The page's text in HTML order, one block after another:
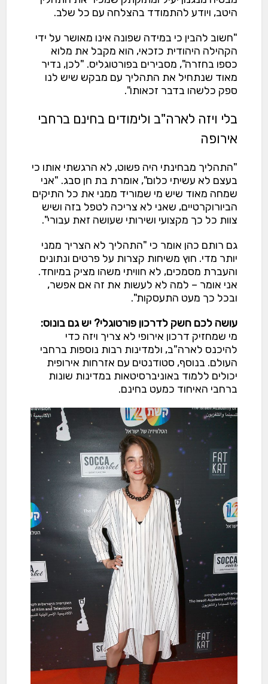
היטב, ויודע להתמודד בהצלחה עם כל שלב.
"חשוב להבין כי במידה שפונה אינו מאושר על ידי
הקהילה היהודית כזכאי, הוא מקבל את מלוא
כספו בחזרה", מסבירים בפורטוגליס. "לכן, נדיר
מאוד שנתחיל את התהליך עם מבקש שיש לנו
ספק כלשהו בדבר זכאותו".
בלי ויזה לארה"ב ולימודים בחינם ברחבי
אירופה
"התהליך מבחינתי היה פשוט, לא הרגשתי אותו כי
בעצם לא עשיתי כלום", אומרת בת חן סבג. "אני
שמחה מאוד שיש מי שמוריד ממני את כל התיקים
הביורוקרטיים, שאני לא צריכה לטפל בזה ושיש
צוות כל כך מקצועי ושירותי שעושה זאת עבורי".
גם רותם כהן אומר כי "התהליך לא הצריך ממני
יותר מדי. חוץ משיחות קצרות על פרטים ונתונים
והעברת מסמכים, לא חוויתי משהו מציק במיוחד.
אני אומר – למה לא לעשות את זה אם אפשר,
ובכל כך מעט התעסקות".
עושה לכם חשק לדרכון פורטוגלי? יש גם בונוס:
מי שמחזיק דרכון אירופי לא צריך ויזה כדי
להיכנס לארה"ב, ולמדינות רבות נוספות ברחבי
העולם. בנוסף, סטודנטים עם אזרחות אירופית
יכולים ללמוד באוניברסיטאות במדינות שונות
ברחבי האיחוד כמעט בחינם.